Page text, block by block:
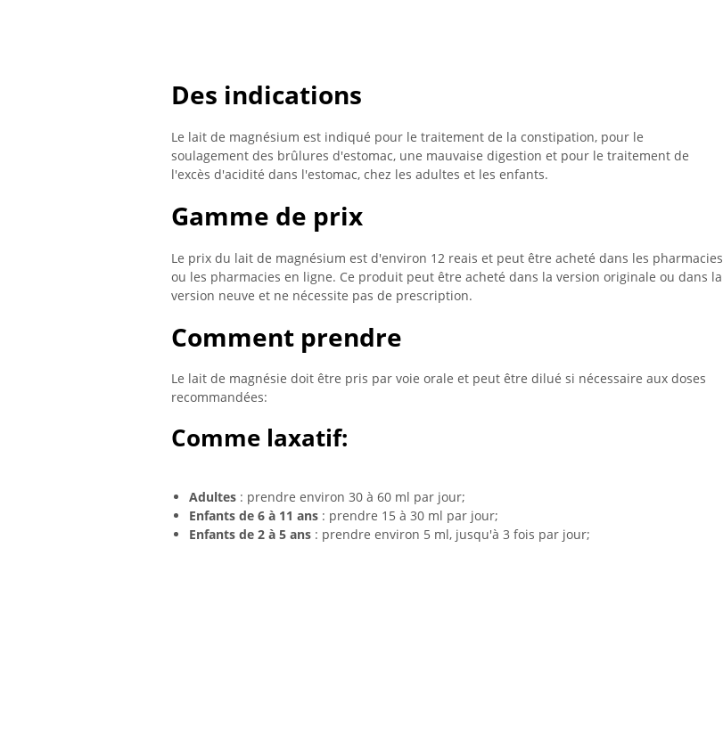
Des indications
Le lait de magnésium est indiqué pour le traitement de la constipation, pour le
soulagement des brûlures d'estomac, une mauvaise digestion et pour le traitement de
l'excès d'acidité dans l'estomac, chez les adultes et les enfants.
Gamme de prix
Le prix du lait de magnésium est d'environ 12 reais et peut être acheté dans les pharmacies
ou les pharmacies en ligne. Ce produit peut être acheté dans la version originale ou dans la
version neuve et ne nécessite pas de prescription.
Comment prendre
Le lait de magnésie doit être pris par voie orale et peut être dilué si nécessaire aux doses
recommandées:
Comme laxatif:
Adultes : prendre environ 30 à 60 ml par jour;
Enfants de 6 à 11 ans : prendre 15 à 30 ml par jour;
Enfants de 2 à 5 ans : prendre environ 5 ml, jusqu'à 3 fois par jour;